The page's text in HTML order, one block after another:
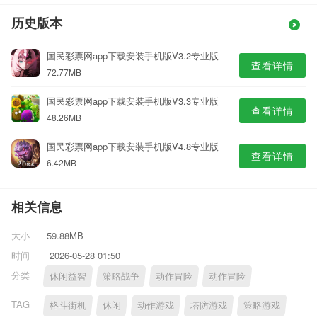
历史版本
国民彩票网app下载安装手机版V3.2专业版
72.77MB 查看详情
国民彩票网app下载安装手机版V3.3专业版
48.26MB 查看详情
国民彩票网app下载安装手机版V4.8专业版
6.42MB 查看详情
相关信息
大小
59.88MB
时间
2026-05-28 01:50
分类
休闲益智 策略战争 动作冒险 动作冒险
TAG 格斗街机 休闲 动作游戏 塔防游戏 策略游戏